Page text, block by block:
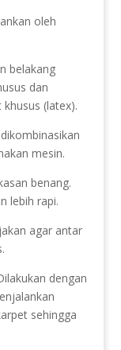
oleh
belakang
dan
(latex).
mesin.
benang.
lebih rapi.
agar antar
dengan
sehingga